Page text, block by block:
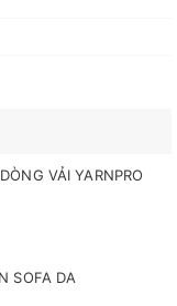
VẢI YARNPRO
SOFA DA